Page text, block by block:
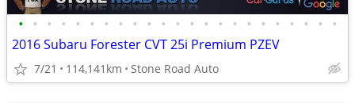
• • • • • • • • • • • • • • • • • • • • • • •
2016 Subaru Forester CVT 25i Premium PZEV
7/21 114,141km Stone Road Auto